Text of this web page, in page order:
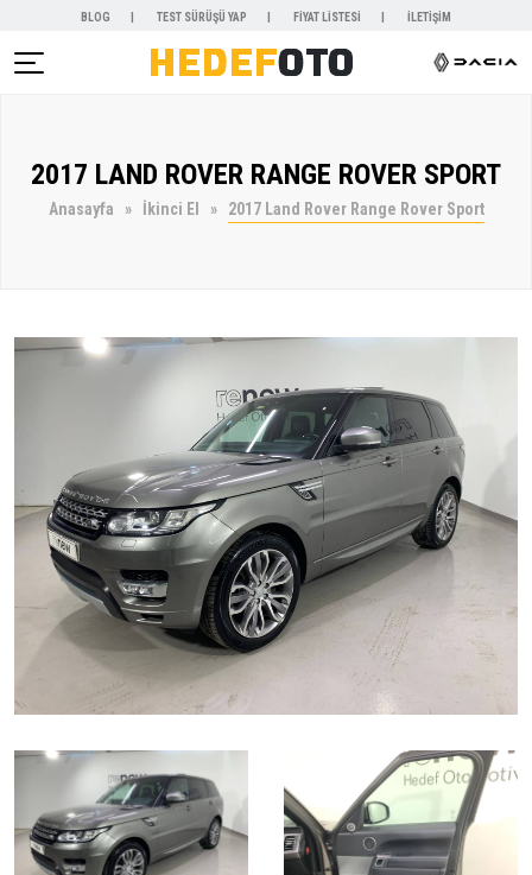
)
BLOG TEST SÜRÜŞÜ YAP FİYAT LİSTESİ İLETİŞİM
2017 LAND ROVER RANGE ROVER SPORT
Anasayfa İkinci El 2017 Land Rover Range Rover Sport